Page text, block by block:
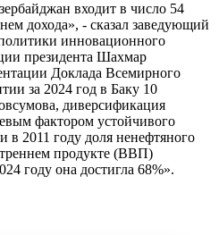
входит в число 54
дохода», - сказал заведующий
инновационного
президента Шахмар
Доклада Всемирного
за 2024 год в Баку 10
диверсификация
фактором устойчивого
в 2011 году доля ненефтяного
продукте (ВВП)
году она достигла 68%».